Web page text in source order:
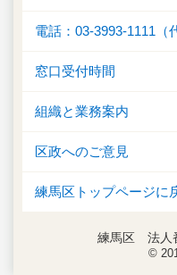
電話：03-3993-1111（
窓口受付時間
組織と業務案内
区政へのご意見
練馬区トップページに
練馬区 法人
©